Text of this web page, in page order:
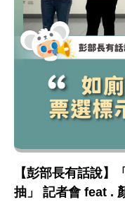
【彭部長有話說】
抽」 記者會 feat .